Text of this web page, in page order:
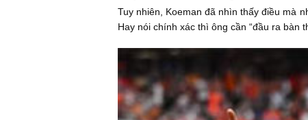
Tuy nhiên, Koeman đã nhìn thấy điều mà
Hay nói chính xác thì ông cần “đầu ra bàn